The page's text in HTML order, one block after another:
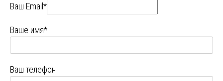
Ваш Email*
Ваше имя*
Ваш телефон